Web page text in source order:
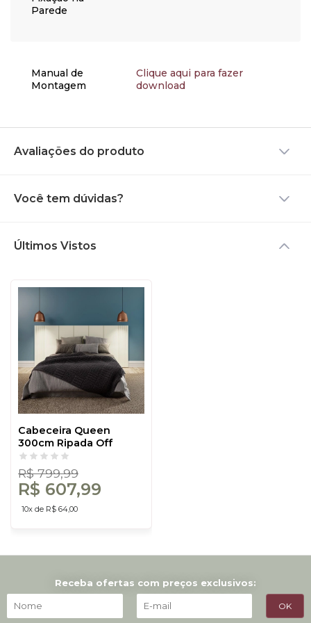
Parede
Manual de
Montagem
Clique aqui para fazer
download
Avaliações do produto
Você tem dúvidas?
Últimos Vistos
Cabeceira Queen
300cm Ripada Off
White - Dalla Costa
R$ 799,99
R$ 607,99
10x de R$ 64,00
Receba ofertas com preços exclusivos: